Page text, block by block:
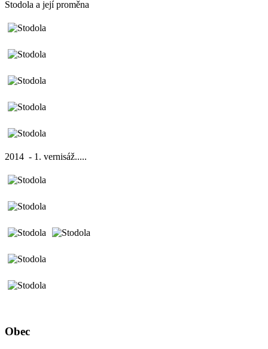
Stodola a její proměna
2014 - 1. vernisáž.....
Obec